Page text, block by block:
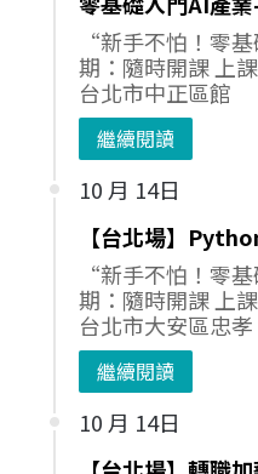
“新手不怕！零
期：隨時開課 上
台北市中正區館
繼續閱讀
10 月 14日
【台北場】
“新手不怕！零
期：隨時開課 上
台北市大安區忠孝
繼續閱讀
10 月 14日